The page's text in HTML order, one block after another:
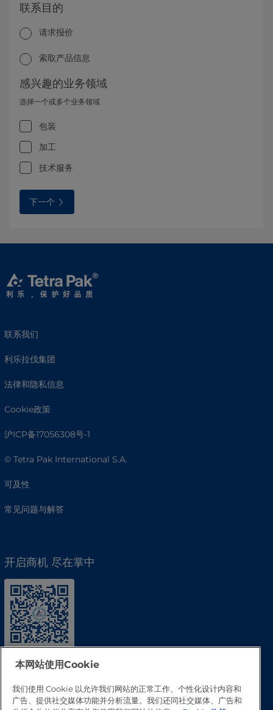
联系目的
请求报价
索取产品信息
感兴趣的业务领域
选择一个或多个业务领域
包装
加工
技术服务
下一个
联系我们
利乐拉伐集团
法律和隐私信息
Cookie政策
沪ICP备17056308号-1
© Tetra Pak International S.A.
可及性
常见问题与解答
开启商机 尽在掌中
本网站使用Cookie
我们使用 Cookie 以允许我们网站的正常工作、个性化设计内容和
广告、提供社交媒体功能并分析流量。我们还同社交媒体、广告和